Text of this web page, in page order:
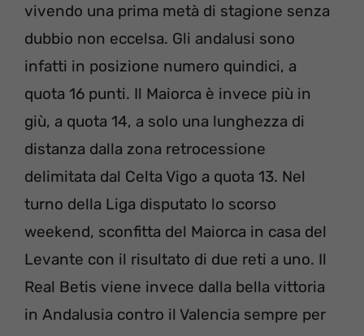
vivendo una prima metà di stagione senza
dubbio non eccelsa. Gli andalusi sono
infatti in posizione numero quindici, a
quota 16 punti. Il Maiorca è invece più in
giù, a quota 14, a solo una lunghezza di
distanza dalla zona retrocessione
delimitata dal Celta Vigo a quota 13. Nel
turno della Liga disputato lo scorso
weekend, sconfitta del Maiorca in casa del
Levante con il risultato di due reti a uno. Il
Real Betis viene invece dalla bella vittoria
in Andalusia contro il Valencia sempre per